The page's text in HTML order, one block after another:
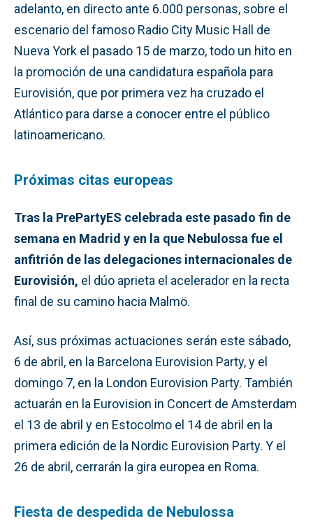
adelanto, en directo ante 6.000 personas, sobre el
escenario del famoso Radio City Music Hall de
Nueva York el pasado 15 de marzo, todo un hito en
la promoción de una candidatura española para
Eurovisión, que por primera vez ha cruzado el
Atlántico para darse a conocer entre el público
latinoamericano.
Próximas citas europeas
Tras la PrePartyES celebrada este pasado fin de
semana en Madrid y en la que Nebulossa fue el
anfitrión de las delegaciones internacionales de
Eurovisión, el dúo aprieta el acelerador en la recta
final de su camino hacia Malmö.
Así, sus próximas actuaciones serán este sábado,
6 de abril, en la Barcelona Eurovision Party, y el
domingo 7, en la London Eurovision Party. También
actuarán en la Eurovision in Concert de Amsterdam
el 13 de abril y en Estocolmo el 14 de abril en la
primera edición de la Nordic Eurovision Party. Y el
26 de abril, cerrarán la gira europea en Roma.
Fiesta de despedida de Nebulossa